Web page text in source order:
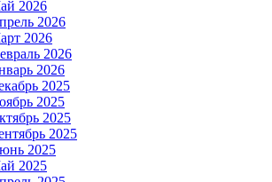
2026
2026
2026
2026
2026
2025
2025
2025
2025
2025
2025